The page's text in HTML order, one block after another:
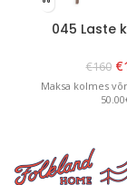
045 Laste
Valge/
€160 €
Maksa kolmes